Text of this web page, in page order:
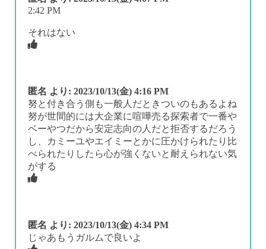
2:42 PM
それはない
匿名 より: 2023/10/13(金) 4:16 PM
努と付き合う側も一般人だときついのもあるよね
努が世間的には大企業に喧嘩売る探索者で一番や
ベーやつだから安定志向の人だと拒否するだろう
し、カミーユやエイミーとかに圧かけられたり比
べられたりしたら心が強くないと耐えられない気
がする
匿名 より: 2023/10/13(金) 4:34 PM
じゃあもうガルムで良いよ